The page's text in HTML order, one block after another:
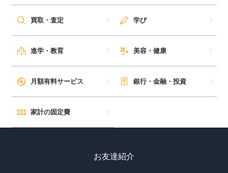
買取・査定 学び
進学・教育 美容・健康
月額有料サービス 銀行・金融・投資
家計の固定費
お友達紹介